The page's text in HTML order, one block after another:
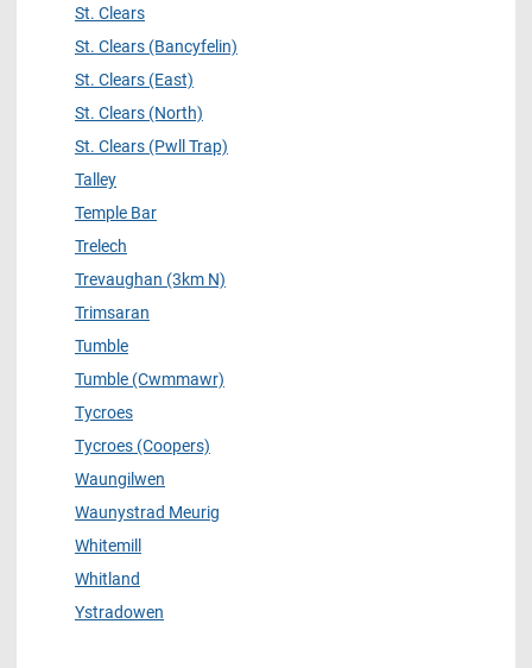
St. Clears
St. Clears (Bancyfelin)
St. Clears (East)
St. Clears (North)
St. Clears (Pwll Trap)
Talley
Temple Bar
Trelech
Trevaughan (3km N)
Trimsaran
Tumble
Tumble (Cwmmawr)
Tycroes
Tycroes (Coopers)
Waungilwen
Waunystrad Meurig
Whitemill
Whitland
Ystradowen